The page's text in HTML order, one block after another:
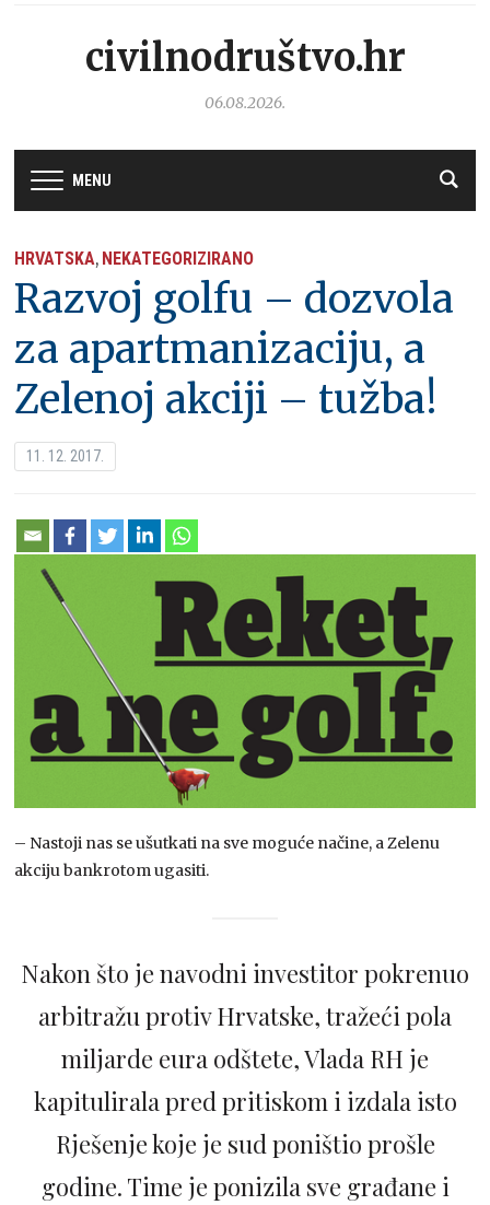
civilnodruštvo.hr
06.08.2026.
MENU
HRVATSKA, NEKATEGORIZIRANO
Razvoj golfu – dozvola
za apartmanizaciju, a
Zelenoj akciji – tužba!
11. 12. 2017.
– Nastoji nas se ušutkati na sve moguće načine, a Zelenu
akciju bankrotom ugasiti.
Nakon što je navodni investitor pokrenuo
arbitražu protiv Hrvatske, tražeći pola
miljarde eura odštete, Vlada RH je
kapitulirala pred pritiskom i izdala isto
Rješenje koje je sud poništio prošle
godine. Time je ponizila sve građane i